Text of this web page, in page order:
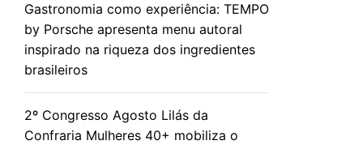
Gastronomia como experiência: TEMPO
by Porsche apresenta menu autoral
inspirado na riqueza dos ingredientes
brasileiros
2º Congresso Agosto Lilás da
Confraria Mulheres 40+ mobiliza o